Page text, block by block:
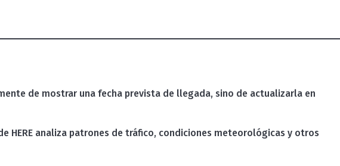
de mostrar una fecha prevista de llegada, sino de actualizarla en
HERE analiza patrones de tráfico, condiciones meteorológicas y otros